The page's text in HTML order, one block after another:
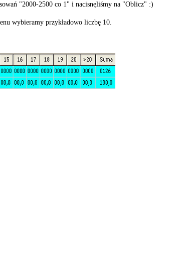
"2000-2500 co 1" i nacisnęliśmy na "Oblicz" :)
wybieramy przykładowo liczbę 10.